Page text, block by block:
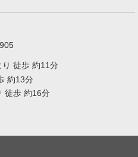
り 徒歩 約11分
約13分
徒歩 約16分